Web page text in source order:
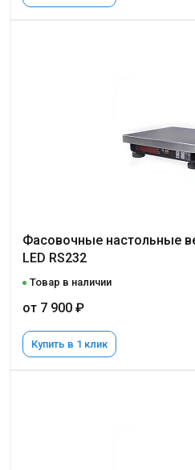
Фасовочные настольные
LED RS232
Товар в наличии
от 7 900 ₽
Купить в 1 клик